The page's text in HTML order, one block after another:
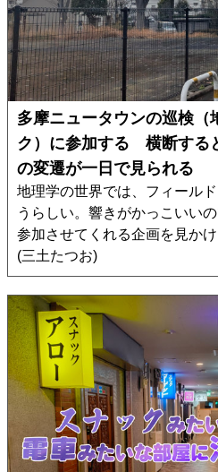
多摩ニュータウンの巡検（
ク）に参加する 横断する
の変遷が一日で見られる
地理学の世界では、フィール
うらしい。響きがかっこいい
参加させてくれる企画を見か
(三土たつお)